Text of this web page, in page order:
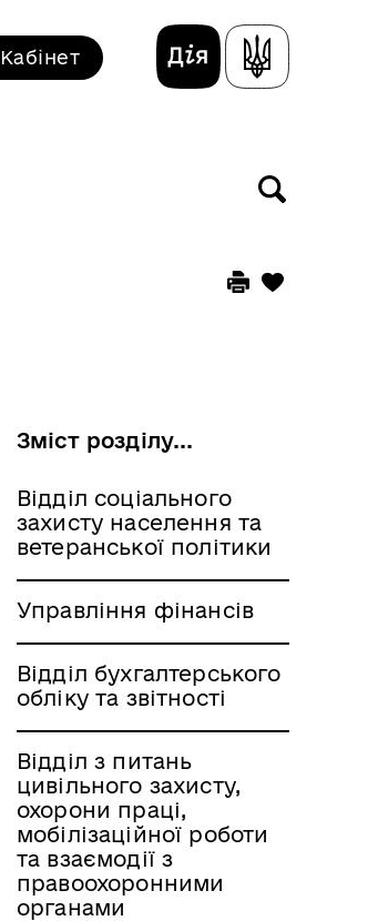
Кабінет
Зміст розділу...
Відділ соціального
захисту населення та
ветеранської політики
Управління фінансів
Відділ бухгалтерського
обліку та звітності
Відділ з питань
цивільного захисту,
охорони праці,
мобілізаційної роботи
та взаємодії з
правоохоронними
органами